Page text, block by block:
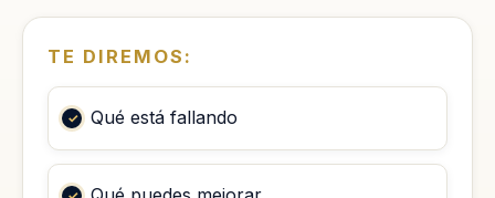
TE DIREMOS:
Qué está fallando